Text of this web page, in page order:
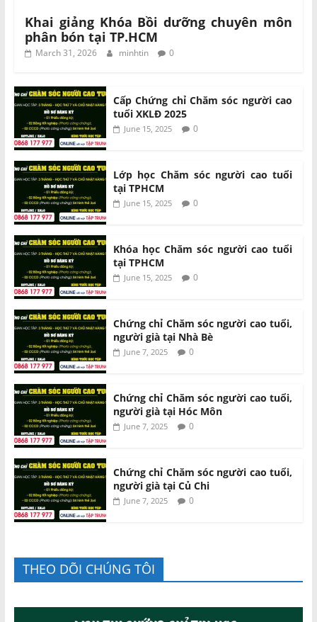
Khai giảng Khóa Bồi dưỡng chuyên môn
phân bón tại TP.HCM
March 31, 2026 minhtin 0
Cấp Chứng chỉ Chăm sóc người cao
tuổi XKLĐ 2025
June 15, 2025 0
Lớp học Chăm sóc người cao tuổi
tại TPHCM
June 15, 2025 0
Khóa học Chăm sóc người cao tuổi
tại TPHCM
June 15, 2025 0
Chứng chỉ Chăm sóc người cao tuổi,
người già tại Nhà Bè
June 7, 2025 0
Chứng chỉ Chăm sóc người cao tuổi,
người già tại Hóc Môn
June 7, 2025 0
Chứng chỉ Chăm sóc người cao tuổi,
người già tại Củ Chi
June 7, 2025 0
THEO DÕI CHÚNG TÔI